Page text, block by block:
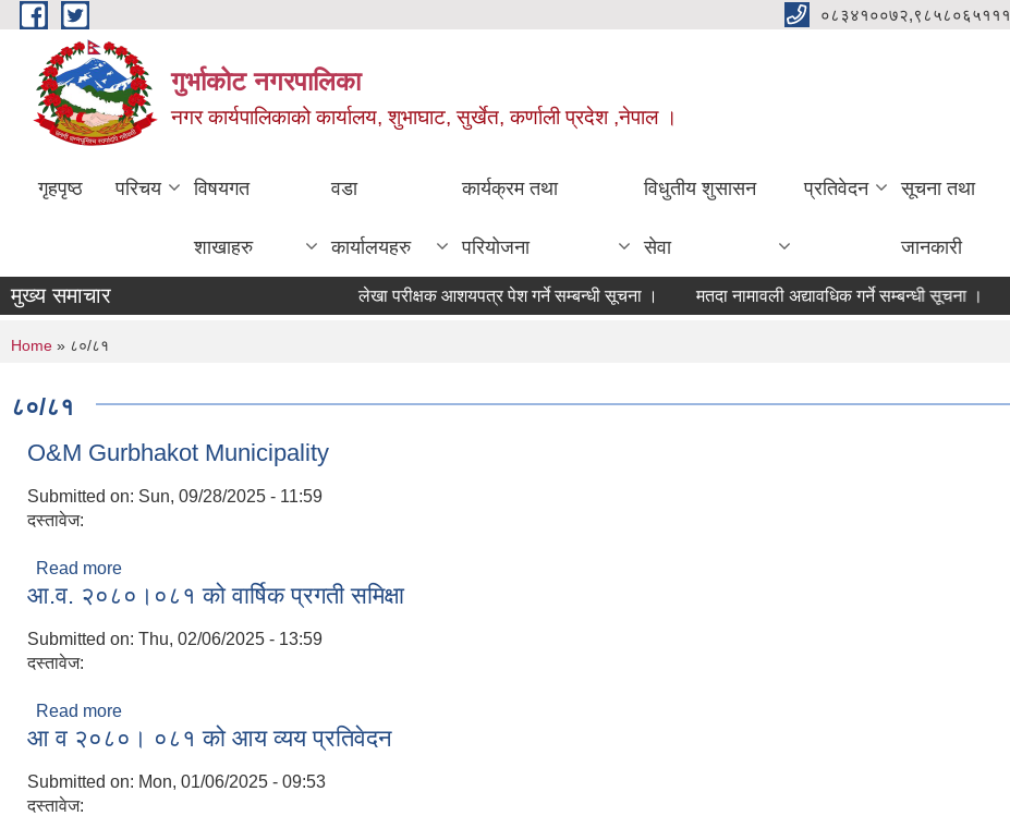
Skip to main content ०८३४१००७२,९८५८०६५१११
गुर्भाकोट नगरपालिका
नगर कार्यपालिकाको कार्यालय, शुभाघाट, सुर्खेत, कर्णाली प्रदेश ,नेपाल ।
गृहपृष्ठ परिचय विषयगत
शाखाहरु
वडा
कार्यालयहरु
कार्यक्रम तथा
परियोजना
विधुतीय शुसासन
सेवा
प्रतिवेदन सूचना तथा
जानकारी
मुख्य समाचार लेखा परीक्षक आशयपत्र पेश गर्ने सम्बन्धी सूचना । मतदा नामावली अद्यावधिक गर्ने सम्बन्धी सूचना ।
You are here
Home » ८०/८१
८०/८१
O&M Gurbhakot Municipality
Submitted on: Sun, 09/28/2025 - 11:59
दस्तावेज:
Read more
आ.व. २०८०।०८१ को वार्षिक प्रगती समिक्षा
Submitted on: Thu, 02/06/2025 - 13:59
दस्तावेज:
Read more
आ व २०८०। ०८१ को आय व्यय प्रतिवेदन
Submitted on: Mon, 01/06/2025 - 09:53
दस्तावेज: